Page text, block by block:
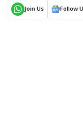
Join Us
Follow